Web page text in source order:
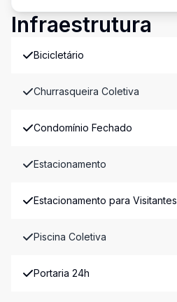
Infraestrutura
Bicicletário
Churrasqueira Coletiva
Condomínio Fechado
Estacionamento
Estacionamento para Visitantes
Piscina Coletiva
Portaria 24h